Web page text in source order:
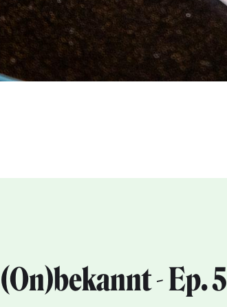
(On)bekannt - Ep. 5